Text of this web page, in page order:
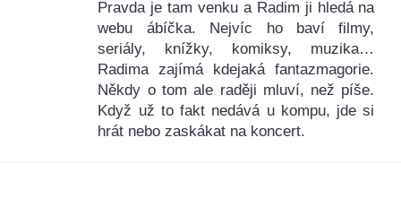
Pravda je tam venku a Radim ji hledá na
webu ábíčka. Nejvíc ho baví filmy,
seriály, knížky, komiksy, muzika…
Radima zajímá kdejaká fantazmagorie.
Někdy o tom ale raději mluví, než píše.
Když už to fakt nedává u kompu, jde si
hrát nebo zaskákat na koncert.